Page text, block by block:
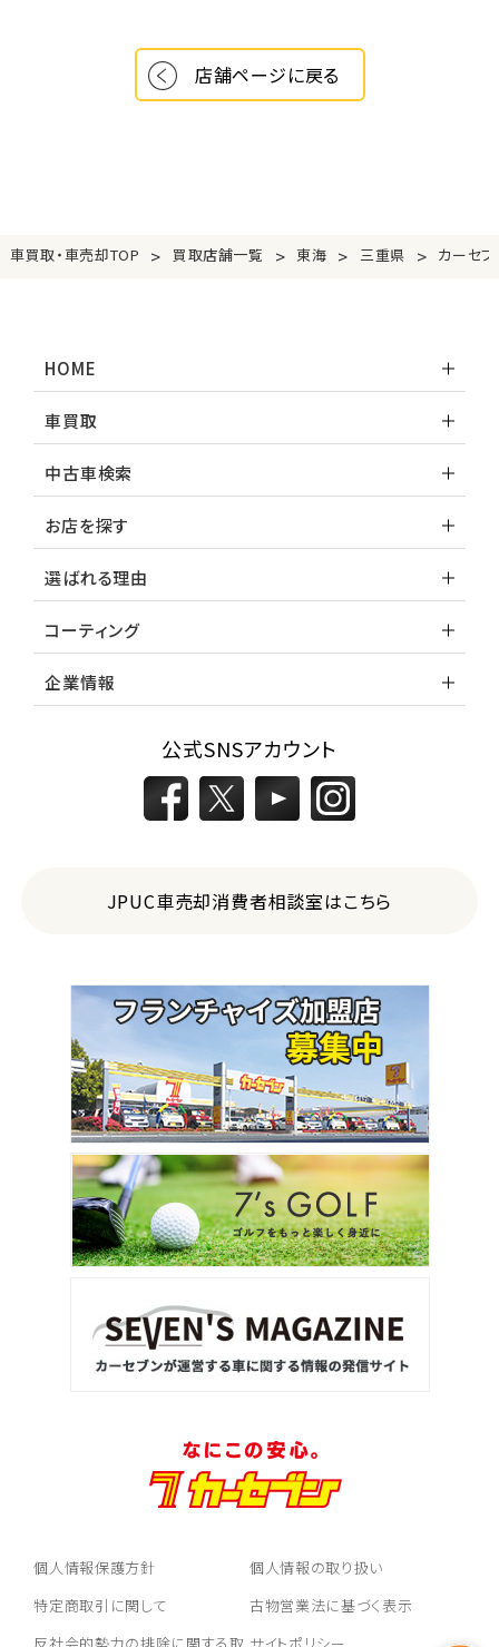
店舗ページに戻る
車買取・車売却TOP > 買取店舗一覧 > 東海 > 三重県 > カーセ
HOME
車買取
中古車検索
お店を探す
選ばれる理由
コーティング
企業情報
公式SNSアカウント
JPUC車売却消費者相談室はこちら
個人情報保護方針
個人情報の取り扱い
特定商取引に関して
古物営業法に基づく表示